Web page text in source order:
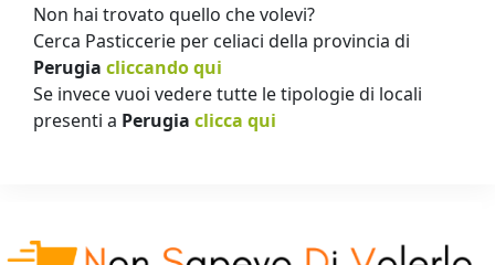
Non hai trovato quello che volevi?
Cerca Pasticcerie per celiaci della provincia di
Perugia cliccando qui
Se invece vuoi vedere tutte le tipologie di locali
presenti a Perugia clicca qui